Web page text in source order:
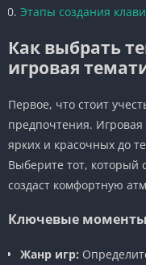
Этапы создания
Как выбрать
игровая
Первое, что стоит
предпочтения.
ярких и красочных до
Выберите тот, который
создаст комфортную
Ключевые
Жанр игр: